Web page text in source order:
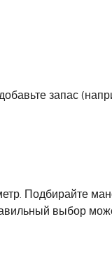
запас
Подбирайте
выбор